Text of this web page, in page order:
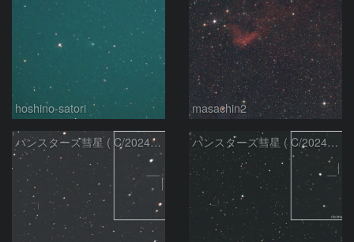
hoshino-satori masachin2
パンスターズ彗星 ( C/2024R4 )：2026/06/28 パンスターズ彗星 ( C/2024G4 )の予報位置：2026/06/23